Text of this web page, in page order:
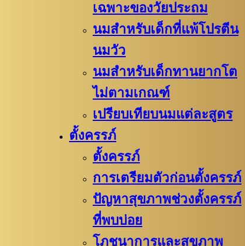
เฉพาะของวัยประถม
นมสำหรับเด็กที่แพ้โปรตีน
นมวัว
นมสำหรับเด็กทานยากโต
ไม่ตามเกณฑ์
เปรียบเทียบนมแต่ละสูตร
ตั้งครรภ์
ตั้งครรภ์
การเตรียมตัวก่อนตั้งครรภ์​
ปัญหาสุขภาพช่วงตั้งครรภ์
ที่พบบ่อย
โภชนาการและสุขภาพ